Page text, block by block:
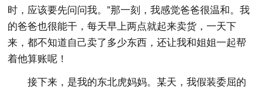
时，应该要先问问我。”那一刻，我感觉爸爸很温和。我
的爸爸也很能干，每天早上两点就起来卖货，一天下
来，都不知道自己卖了多少东西，还让我和姐姐一起帮
着他算账呢！
接下来，是我的东北虎妈妈。某天，我假装委屈的